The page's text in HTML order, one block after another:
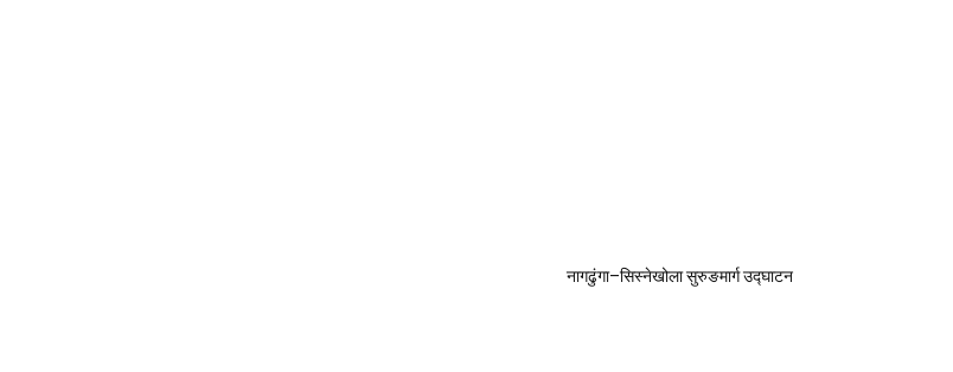
नागढुंगा–सिस्नेखोला सुरुङमार्ग उद्घाटन